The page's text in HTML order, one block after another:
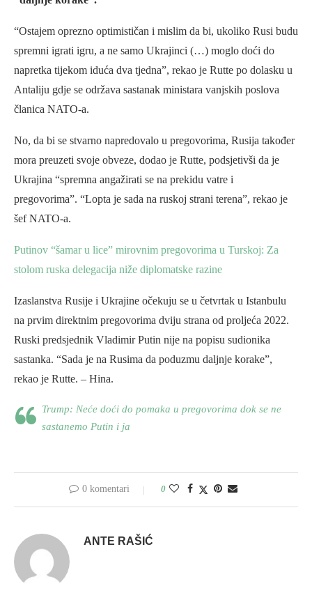
“Ostajem oprezno optimističan i mislim da bi, ukoliko Rusi budu
spremni igrati igru, a ne samo Ukrajinci (…) moglo doći do
napretka tijekom iduća dva tjedna”, rekao je Rutte po dolasku u
Antaliju gdje se održava sastanak ministara vanjskih poslova
članica NATO-a.
No, da bi se stvarno napredovalo u pregovorima, Rusija također
mora preuzeti svoje obveze, dodao je Rutte, podsjetivši da je
Ukrajina “spremna angažirati se na prekidu vatre i
pregovorima”. “Lopta je sada na ruskoj strani terena”, rekao je
šef NATO-a.
Putinov “šamar u lice” mirovnim pregovorima u Turskoj: Za
stolom ruska delegacija niže diplomatske razine
Izaslanstva Rusije i Ukrajine očekuju se u četvrtak u Istanbulu
na prvim direktnim pregovorima dviju strana od proljeća 2022.
Ruski predsjednik Vladimir Putin nije na popisu sudionika
sastanka. “Sada je na Rusima da poduzmu daljnje korake”,
rekao je Rutte. – Hina.
Trump: Neće doći do pomaka u pregovorima dok se ne
sastanemo Putin i ja
0 komentari 0
ANTE RAŠIĆ